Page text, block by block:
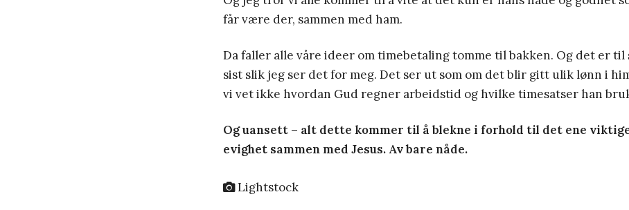
får være der, sammen med ham.
Da faller alle våre ideer om timebetaling tomme til bakken. Og det er til
sist slik jeg ser det for meg. Det ser ut som om det blir gitt ulik lønn i
vi vet ikke hvordan Gud regner arbeidstid og hvilke timesatser han
Og uansett – alt dette kommer til å blekne i forhold til det ene
evighet sammen med Jesus. Av bare nåde.
Lightstock